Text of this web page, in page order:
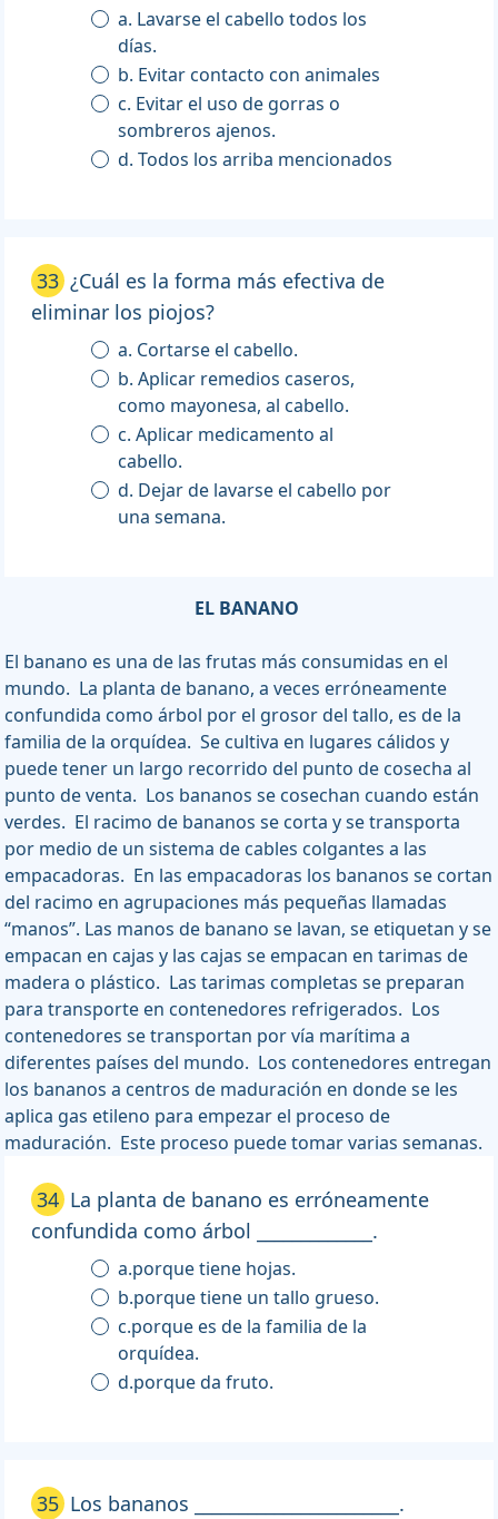
a. Lavarse el cabello todos los
días.
b. Evitar contacto con animales
c. Evitar el uso de gorras o
sombreros ajenos.
d. Todos los arriba mencionados
33 ¿Cuál es la forma más efectiva de
eliminar los piojos?
a. Cortarse el cabello.
b. Aplicar remedios caseros,
como mayonesa, al cabello.
c. Aplicar medicamento al
cabello.
d. Dejar de lavarse el cabello por
una semana.
EL BANANO
El banano es una de las frutas más consumidas en el
mundo. La planta de banano, a veces erróneamente
confundida como árbol por el grosor del tallo, es de la
familia de la orquídea. Se cultiva en lugares cálidos y
puede tener un largo recorrido del punto de cosecha al
punto de venta. Los bananos se cosechan cuando están
verdes. El racimo de bananos se corta y se transporta
por medio de un sistema de cables colgantes a las
empacadoras. En las empacadoras los bananos se cortan
del racimo en agrupaciones más pequeñas llamadas
“manos”. Las manos de banano se lavan, se etiquetan y se
empacan en cajas y las cajas se empacan en tarimas de
madera o plástico. Las tarimas completas se preparan
para transporte en contenedores refrigerados. Los
contenedores se transportan por vía marítima a
diferentes países del mundo. Los contenedores entregan
los bananos a centros de maduración en donde se les
aplica gas etileno para empezar el proceso de
maduración. Este proceso puede tomar varias semanas.
34 La planta de banano es erróneamente
confundida como árbol _____________.
a.porque tiene hojas.
b.porque tiene un tallo grueso.
c.porque es de la familia de la
orquídea.
d.porque da fruto.
35 Los bananos _______________________.